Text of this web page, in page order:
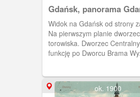
Gdańsk, panorama
strony zachodniej.
Widok na Gdańsk od strony
Na pierwszym planie
torowiska. Dworzec
funkcję po Dworcu Brama
ok. 1900